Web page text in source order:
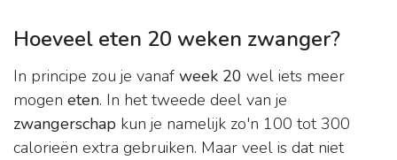
Hoeveel eten 20 weken zwanger?
In principe zou je vanaf week 20 wel iets meer
mogen eten. In het tweede deel van je
zwangerschap kun je namelijk zo'n 100 tot 300
calorieën extra gebruiken. Maar veel is dat niet